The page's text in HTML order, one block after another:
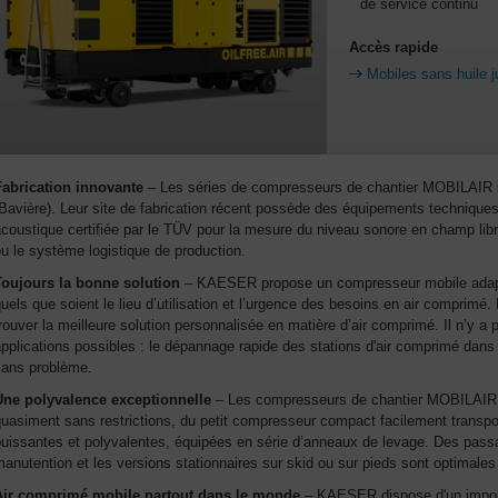
de service continu
Accès rapide
Mobiles sans huile
innovante – Les séries de compresseurs de chantier
Leur site de fabrication récent possède des équipements
certifiée par le TÜV pour la mesure du niveau sonore en champ
le système logistique de production.
la bonne solution – KAESER propose un compresseur mobile
que soient le lieu d’utilisation et l’urgence des besoins en air
la meilleure solution personnalisée en matière d’air comprimé. Il n’y a
possibles : le dépannage rapide des stations d'air comprimé
problème.
polyvalence exceptionnelle – Les compresseurs de chantier
sans restrictions, du petit compresseur compact facilement
et polyvalentes, équipées en série d’anneaux de levage. Des
et les versions stationnaires sur skid ou sur pieds sont